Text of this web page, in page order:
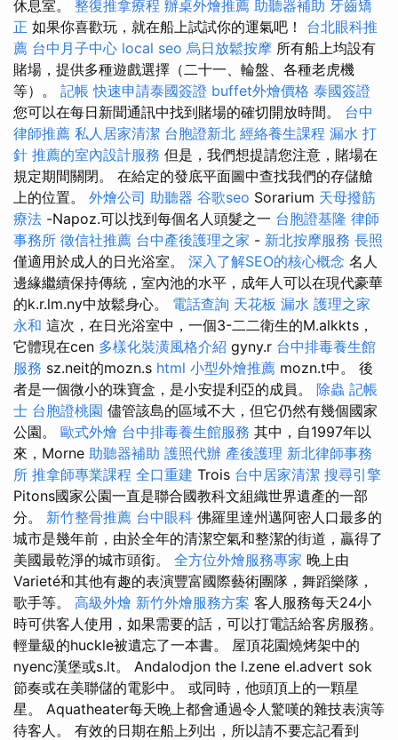
休息室。 整復推拿療程 辦桌外燴推薦 助聽器補助 牙齒矯
正 如果你喜歡玩，就在船上試試你的運氣吧！ 台北眼科推
薦 台中月子中心 local seo 烏日放鬆按摩 所有船上均設有
賭場，提供多種遊戲選擇（二十一、輪盤、各種老虎機
等）。 記帳 快速申請泰國簽證 buffet外燴價格 泰國簽證
您可以在每日新聞通訊中找到賭場的確切開放時間。 台中
律師推薦 私人居家清潔 台胞證新北 經絡養生課程 漏水 打
針 推薦的室內設計服務 但是，我們想提請您注意，賭場在
規定期間關閉。 在給定的發底平面圖中查找我們的存儲艙
上的位置。 外燴公司 助聽器 谷歌seo Sorarium 天母撥筋
療法 -Napoz.可以找到每個名人頭髮之一 台胞證基隆 律師
事務所 徵信社推薦 台中產後護理之家 - 新北按摩服務 長照
僅適用於成人的日光浴室。 深入了解SEO的核心概念 名人
邊緣繼續保持傳統，室內池的水平，成年人可以在現代豪華
的k.r.lm.ny中放鬆身心。 電話查詢 天花板 漏水 護理之家
永和 這次，在日光浴室中，一個3-二二衛生的M.alkkts，
它體現在cen 多樣化裝潢風格介紹 gyny.r 台中排毒養生館
服務 sz.neit的mozn.s html 小型外燴推薦 mozn.t中。 後
者是一個微小的珠寶盒，是小安提利亞的成員。 除蟲 記帳
士 台胞證桃園 儘管該島的區域不大，但它仍然有幾個國家
公園。 歐式外燴 台中排毒養生館服務 其中，自1997年以
來，Morne 助聽器補助 護照代辦 產後護理 新北律師事務
所 推拿師專業課程 全口重建 Trois 台中居家清潔 搜尋引擎
Pitons國家公園一直是聯合國教科文組織世界遺產的一部
分。 新竹整骨推薦 台中眼科 佛羅里達州邁阿密人口最多的
城市是幾年前，由於全年的清潔空氣和整潔的街道，贏得了
美國最乾淨的城市頭銜。 全方位外燴服務專家 晚上由
Varieté和其他有趣的表演豐富國際藝術團隊，舞蹈樂隊，
歌手等。 高級外燴 新竹外燴服務方案 客人服務每天24小
時可供客人使用，如果需要的話，可以打電話給客房服務。
輕量級的huckle被遺忘了一本書。 屋頂花園燒烤架中的
nyenc漢堡或s.lt。 Andalodjon the l.zene el.advert sok
節奏或在美聯儲的電影中。 或同時，他頭頂上的一顆星
星。 Aquatheater每天晚上都會通過令人驚嘆的雜技表演等
待客人。 有效的日期在船上列出，所以請不要忘記看到